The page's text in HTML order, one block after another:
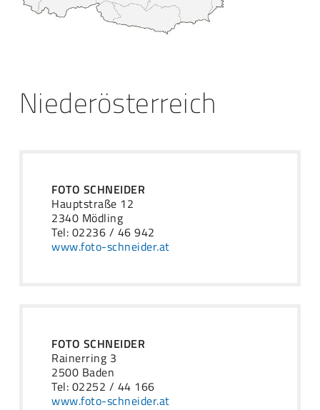
Niederösterreich
FOTO SCHNEIDER
Hauptstraße 12
2340 Mödling
Tel: 02236 / 46 942
www.foto-schneider.at
FOTO SCHNEIDER
Rainerring 3
2500 Baden
Tel: 02252 / 44 166
www.foto-schneider.at